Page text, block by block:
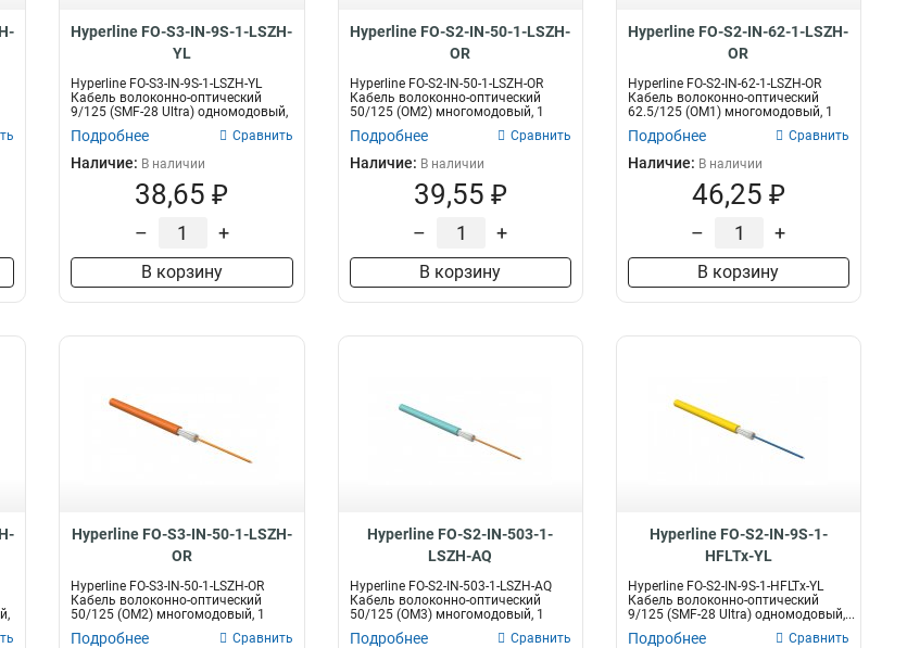
Hyperline FO-S3-IN-9S-1-LSZH-
YL
Hyperline FO-S3-IN-9S-1-LSZH-YL
Кабель волоконно-оптический
9/125 (SMF-28 Ultra) одномодовый,
Подробнее Сравнить
Наличие: В наличии
38,65 ₽
– +
В корзину
Hyperline FO-S2-IN-50-1-LSZH-
OR
Hyperline FO-S2-IN-50-1-LSZH-OR
Кабель волоконно-оптический
50/125 (OM2) многомодовый, 1
волокн...
Подробнее Сравнить
Наличие: В наличии
39,55 ₽
– +
В корзину
Hyperline FO-S2-IN-62-1-LSZH-
OR
Hyperline FO-S2-IN-62-1-LSZH-OR
Кабель волоконно-оптический
62.5/125 (OM1) многомодовый, 1
Подробнее Сравнить
Наличие: В наличии
46,25 ₽
– +
В корзину
Hyperline FO-S3-IN-50-1-LSZH-
OR
Hyperline FO-S3-IN-50-1-LSZH-OR
Кабель волоконно-оптический
50/125 (OM2) многомодовый, 1
волокн...
Подробнее Сравнить
Hyperline FO-S2-IN-503-1-
LSZH-AQ
Hyperline FO-S2-IN-503-1-LSZH-AQ
Кабель волоконно-оптический
50/125 (OM3) многомодовый, 1
Подробнее Сравнить
Hyperline FO-S2-IN-9S-1-
HFLTx-YL
Hyperline FO-S2-IN-9S-1-HFLTx-YL
Кабель волоконно-оптический
9/125 (SMF-28 Ultra) одномодовый,...
Подробнее Сравнить